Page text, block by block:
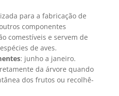
para a fabricação de
componentes
comestíveis e servem de
de aves.
: junho a janeiro.
da árvore quando
dos frutos ou recolhê-